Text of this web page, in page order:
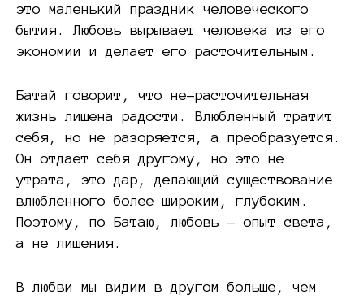
это маленький праздник человеческого
бытия. Любовь вырывает человека из его
экономии и делает его расточительным.
Батай говорит, что не-расточительная
жизнь лишена радости. Влюбленный тратит
себя, но не разоряется, а преобразуется.
Он отдает себя другому, но это не
утрата, это дар, делающий существование
влюбленного более широким, глубоким.
Поэтому, по Батаю, любовь — опыт света,
а не лишения.
В любви мы видим в другом больше, чем